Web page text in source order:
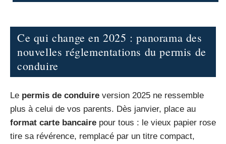
Ce qui change en 2025 : panorama des
nouvelles réglementations du permis de
conduire
Le permis de conduire version 2025 ne ressemble
plus à celui de vos parents. Dès janvier, place au
format carte bancaire pour tous : le vieux papier rose
tire sa révérence, remplacé par un titre compact,